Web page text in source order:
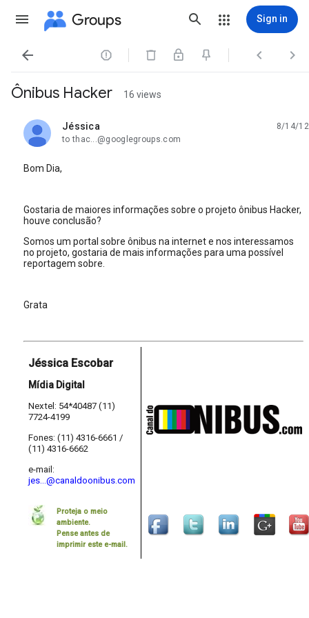
Groups Sign in
   
Ônibus Hacker 16 views
Jéssica
unread,
8/14/12
to thac...@googlegroups.com
Bom Dia,
Gostaria de maiores informações sobre o projeto ônibus Hacker,
houve conclusão?
Somos um portal sobre ônibus na internet e nos interessamos
no projeto, gostaria de mais informações para uma possível
reportagem sobre.
Grata
Jéssica Escobar
Mídia Digital
Nextel: 54*40487 (11)
7724-4199
Fones: (11) 4316-6661 /
(11) 4316-6662
e-mail:
jes...@canaldoonibus.com
Proteja o meio
ambiente.
Pense antes de
imprimir este e-mail.